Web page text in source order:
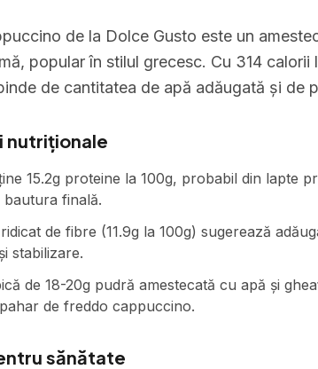
de la Dolce Gusto este un
popular în stilul grecesc. Cu 314
de cantitatea de apă adăugată și de
nutriționale
15.2g proteine la 100g, probabil din lapte
finală.
de fibre (11.9g la 100g) sugerează
stabilizare.
de 18-20g pudră amestecată cu apă și
de freddo cappuccino.
sănătate